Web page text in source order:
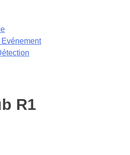
Evénement
R1